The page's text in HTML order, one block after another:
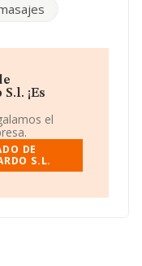
S.L, con
17 P. 2 Pta. 2,
Cataluña.
INFORMA
nacional la
millones de euros
es de 556 mil
adicional
es de 4.
¡Es
el
DE
S.L.